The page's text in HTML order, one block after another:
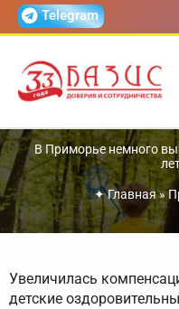
ПерейтиTelegram
В Приморье немного
✦Главная»
Увеличилась
детские